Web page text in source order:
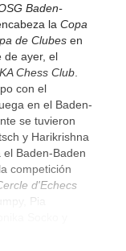
Baden-
la Copa
de Clubes en
de ayer, el
Chess Club
con el
en el Baden-
se tuvieron
y Harikrishna
Baden-Baden
competición
d'Echecs
Pia